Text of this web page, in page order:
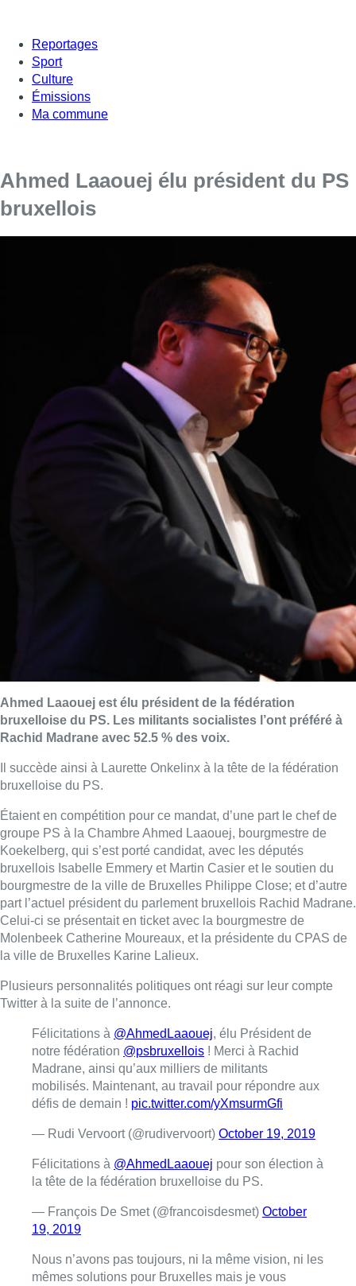
Reportages
Sport
Culture
Émissions
Ma commune
Ahmed Laaouej élu président du PS
bruxellois
Ahmed Laaouej est élu président de la fédération
bruxelloise du PS. Les militants socialistes l’ont préféré à
Rachid Madrane avec 52.5 % des voix.
Il succède ainsi à Laurette Onkelinx à la tête de la fédération
bruxelloise du PS.
Étaient en compétition pour ce mandat, d’une part le chef de
groupe PS à la Chambre Ahmed Laaouej, bourgmestre de
Koekelberg, qui s’est porté candidat, avec les députés
bruxellois Isabelle Emmery et Martin Casier et le soutien du
bourgmestre de la ville de Bruxelles Philippe Close; et d’autre
part l’actuel président du parlement bruxellois Rachid Madrane.
Celui-ci se présentait en ticket avec la bourgmestre de
Molenbeek Catherine Moureaux, et la présidente du CPAS de
la ville de Bruxelles Karine Lalieux.
Plusieurs personnalités politiques ont réagi sur leur compte
Twitter à la suite de l’annonce.
Félicitations à @AhmedLaaouej, élu Président de
notre fédération @psbruxellois ! Merci à Rachid
Madrane, ainsi qu’aux milliers de militants
mobilisés. Maintenant, au travail pour répondre aux
défis de demain ! pic.twitter.com/yXmsurmGfi
— Rudi Vervoort (@rudivervoort) October 19, 2019
Félicitations à @AhmedLaaouej pour son élection à
la tête de la fédération bruxelloise du PS.
— François De Smet (@francoisdesmet) October
19, 2019
Nous n’avons pas toujours, ni la même vision, ni les
mêmes solutions pour Bruxelles mais je vous